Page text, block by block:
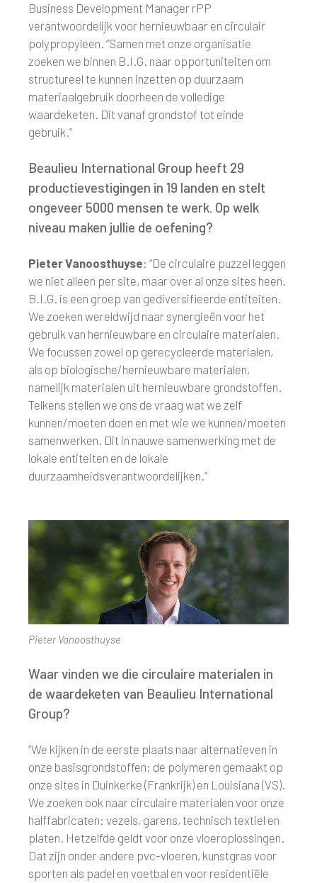
Business Development Manager rPP
verantwoordelijk voor hernieuwbaar en circulair
polypropyleen. “Samen met onze organisatie
zoeken we binnen B.I.G. naar opportuniteiten om
structureel te kunnen inzetten op duurzaam
materiaalgebruik doorheen de volledige
waardeketen. Dit vanaf grondstof tot einde
gebruik.”
Beaulieu International Group heeft 29
productievestigingen in 19 landen en stelt
ongeveer 5000 mensen te werk. Op welk
niveau maken jullie de oefening?
Pieter Vanoosthuyse: “De circulaire puzzel leggen
we niet alleen per site, maar over al onze sites heen.
B.I.G. is een groep van gediversifieerde entiteiten.
We zoeken wereldwijd naar synergieën voor het
gebruik van hernieuwbare en circulaire materialen.
We focussen zowel op gerecycleerde materialen,
als op biologische/hernieuwbare materialen,
namelijk materialen uit hernieuwbare grondstoffen.
Telkens stellen we ons de vraag wat we zelf
kunnen/moeten doen en met wie we kunnen/moeten
samenwerken. Dit in nauwe samenwerking met de
lokale entiteiten en de lokale
duurzaamheidsverantwoordelijken.”
Pieter Vanoosthuyse
Waar vinden we die circulaire materialen in
de waardeketen van Beaulieu International
Group?
“We kijken in de eerste plaats naar alternatieven in
onze basisgrondstoffen: de polymeren gemaakt op
onze sites in Duinkerke (Frankrijk) en Louisiana (VS).
We zoeken ook naar circulaire materialen voor onze
halffabricaten: vezels, garens, technisch textiel en
platen. Hetzelfde geldt voor onze vloeroplossingen.
Dat zijn onder andere pvc-vloeren, kunstgras voor
sporten als padel en voetbal en voor residentiële